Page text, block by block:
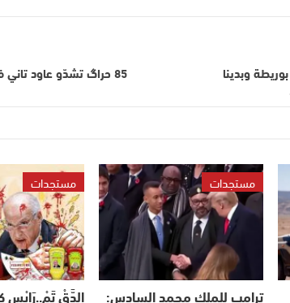
وبدينا 85 حراگ تشدّو عاود تاني فسواحل الداخلة..
مستجدات
ترامب للملك محمد السادس:
مستجدات
الدَّقْ تَمْ..رَايْس